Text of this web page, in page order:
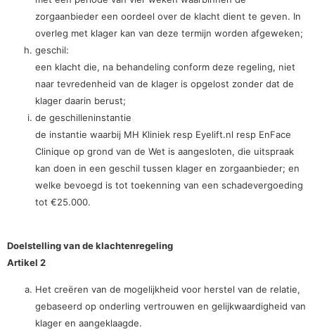
zorgaanbieder een oordeel over de klacht dient te geven. In
overleg met klager kan van deze termijn worden afgeweken;
geschil:
een klacht die, na behandeling conform deze regeling, niet
naar tevredenheid van de klager is opgelost zonder dat de
klager daarin berust;
de geschilleninstantie
de instantie waarbij MH Kliniek resp Eyelift.nl resp EnFace
Clinique op grond van de Wet is aangesloten, die uitspraak
kan doen in een geschil tussen klager en zorgaanbieder; en
welke bevoegd is tot toekenning van een schadevergoeding
tot €25.000.
Doelstelling van de klachtenregeling
Artikel 2
Het creëren van de mogelijkheid voor herstel van de relatie,
gebaseerd op onderling vertrouwen en gelijkwaardigheid van
klager en aangeklaagde.